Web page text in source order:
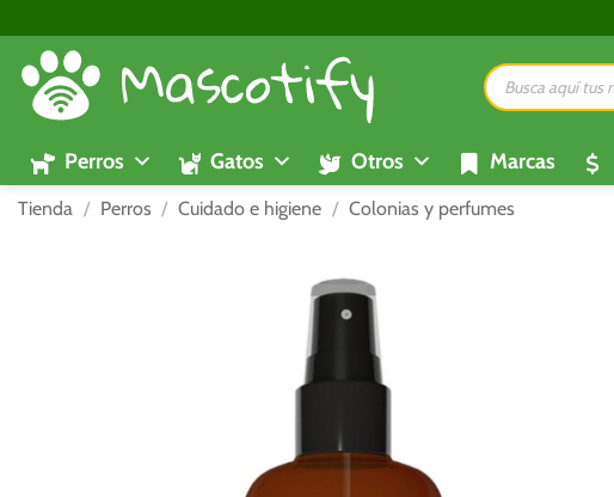
al
contenido
Búsqueda
de
productos
Perros Gatos Otros Marcas
Tienda / Perros / Cuidado e higiene / Colonias y perfumes